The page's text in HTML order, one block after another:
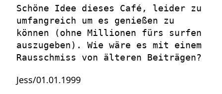
Schöne Idee dieses Café, leider zu
umfangreich um es genießen zu
können (ohne Millionen fürs surfen
auszugeben). Wie wäre es mit einem
Rausschmiss von älteren Beiträgen?
Jess/01.01.1999